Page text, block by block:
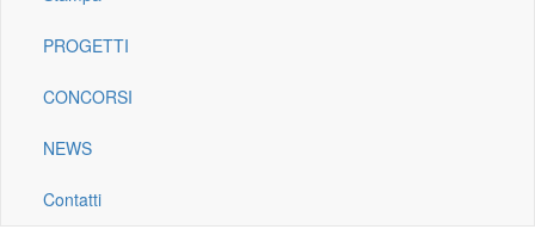
PROGETTI
CONCORSI
NEWS
Contatti